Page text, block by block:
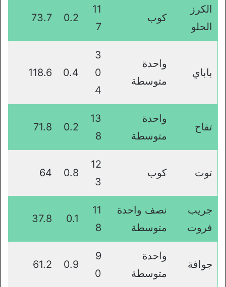
الكرز
الحلو
كوب
11
7
0.2
73.7
باباي
واحدة
متوسطة
3
0
4
0.4
118.6
تفاح
واحدة
متوسطة
13
8
0.2
71.8
توت كوب
12
3
0.8
64
جريب
فروت
نصف واحدة
متوسطة
11
8
0.1
37.8
جوافة
واحدة
متوسطة
9
0
0.9
61.2